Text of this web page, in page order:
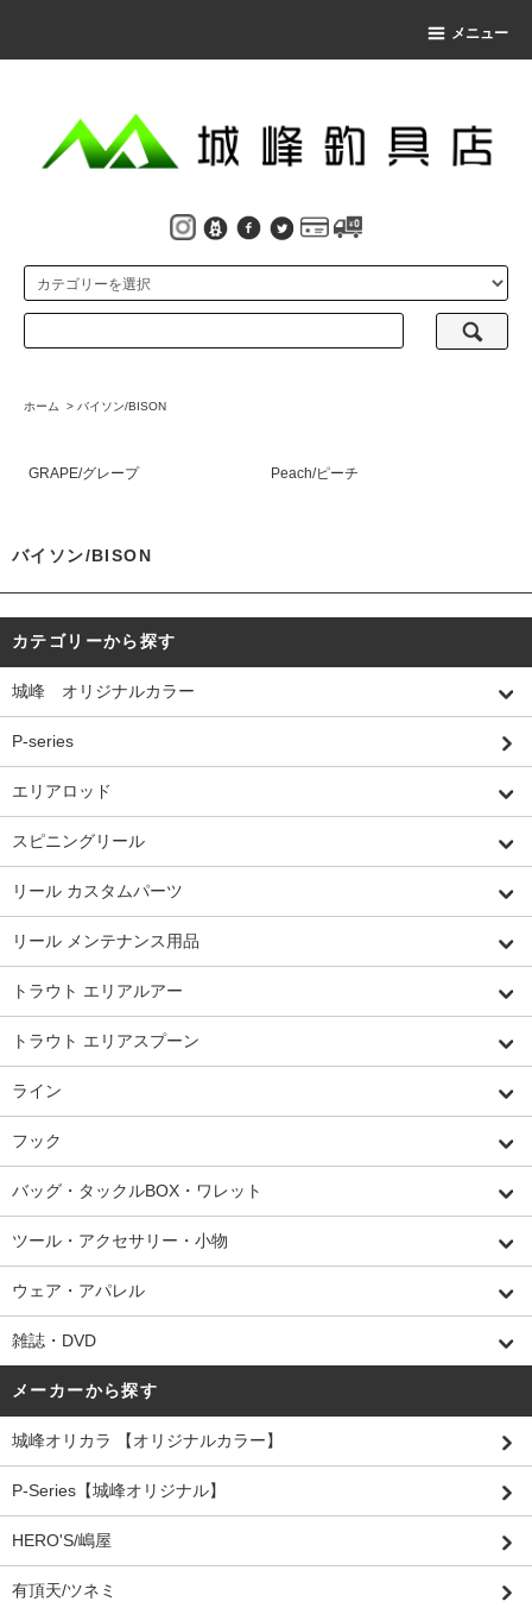
メニュー
ホーム > バイソン/BISON
GRAPE/グレープ Peach/ピーチ
バイソン/BISON
カテゴリーから探す
城峰 オリジナルカラー
P-series
エリアロッド
スピニングリール
リール カスタムパーツ
リール メンテナンス用品
トラウト エリアルアー
トラウト エリアスプーン
ライン
フック
バッグ・タックルBOX・ワレット
ツール・アクセサリー・小物
ウェア・アパレル
雑誌・DVD
メーカーから探す
城峰オリカラ 【オリジナルカラー】
P-Series【城峰オリジナル】
HERO'S/嶋屋
有頂天/ツネミ